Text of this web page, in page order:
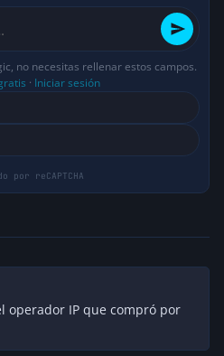
no necesitas rellenar estos campos.
· Iniciar sesión
operador IP que compró por